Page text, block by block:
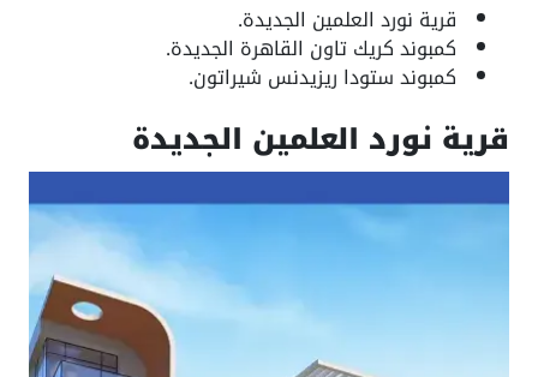
قرية نورد العلمين الجديدة.
كمبوند كريك تاون القاهرة الجديدة.
كمبوند ستودا ريزيدنس شيراتون.
قرية نورد العلمين الجديدة